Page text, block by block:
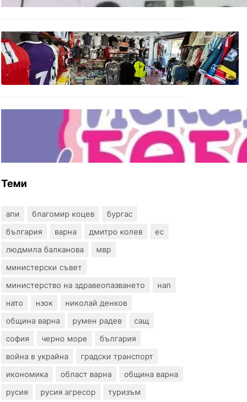
само в евро
БЪЛГАРИЯ
Иззеха фалшиви стоки за
близо 650 000 евро при
акция във Варна и „Златни
пясъци“
Инвитро подкрепата под
въпрос? „Искам бебе“ се
обяви срещу
прехвърлянето на Центъра
Теми
апи благомир коцев
бургас
българия
варна дмитро колев
ес
людмила балканова
мвр
министерски съвет
министерство на здравеопазването
нап
нато
нзок
николай денков
община варна
румен радев
сащ
софия
черно море
българия
война в украйна
градски транспорт
икономика
област варна
община варна
русия
русия агресор
туризъм